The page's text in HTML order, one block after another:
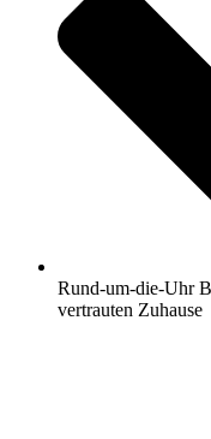
Rund-um-die-Uhr
vertrauten Zuhause